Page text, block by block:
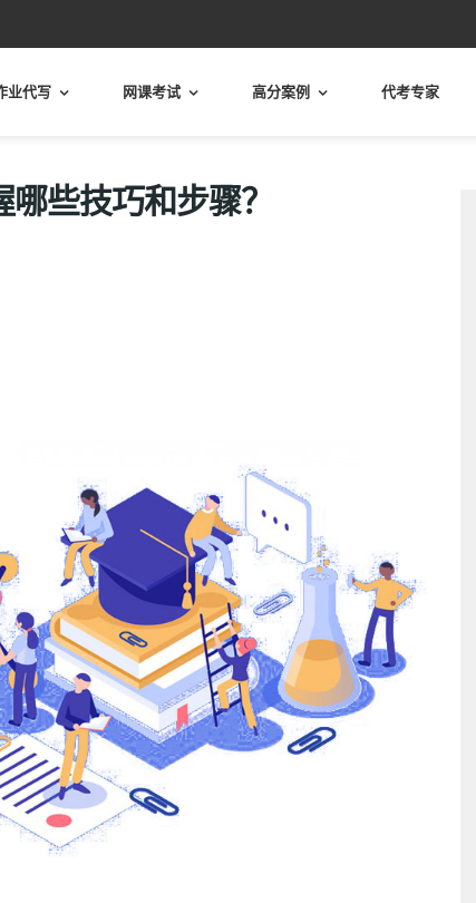
业代写 网课考试 高分案例 代考专家
些技巧和步骤？